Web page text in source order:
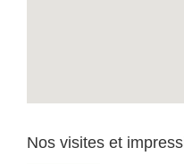
Nos visites et